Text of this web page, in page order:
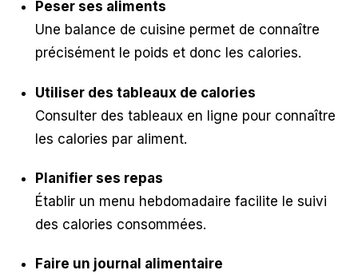
Peser ses aliments
Une balance de cuisine permet de connaître
précisément le poids et donc les calories.
Utiliser des tableaux de calories
Consulter des tableaux en ligne pour connaître
les calories par aliment.
Planifier ses repas
Établir un menu hebdomadaire facilite le suivi
des calories consommées.
Faire un journal alimentaire